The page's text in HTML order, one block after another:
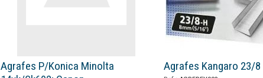
Agrafes P/konica Minolta
Agrafes Kangaro 23/8